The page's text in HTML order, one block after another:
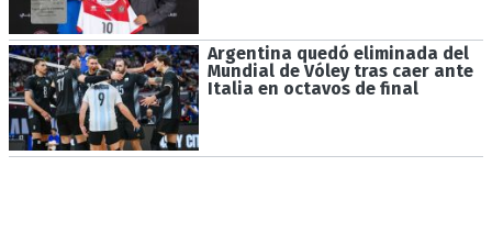
Argentina quedó eliminada del
Mundial de Vóley tras caer ante
Italia en octavos de final